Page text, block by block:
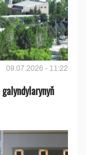
09.07.2026 - 11:22